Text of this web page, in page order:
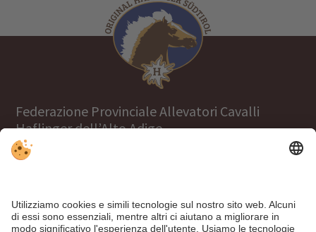
Federazione Provinciale Allevatori Cavalli
Haflinger dell’Alto Adige
Tel.
info@haflinger.eu